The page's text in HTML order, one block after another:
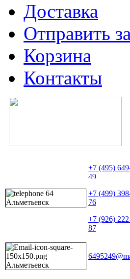
Доставка
Отправить
Корзина
Контакты
+7 (495)
49
+7 (499)
76
+7 (926)
87